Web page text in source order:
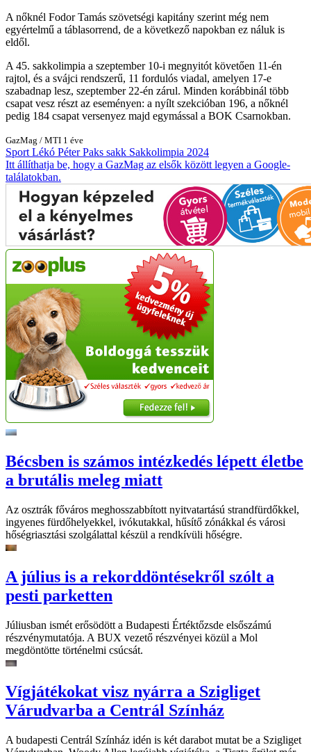
A nőknél Fodor Tamás szövetségi kapitány szerint még nem
egyértelmű a táblasorrend, de a következő napokban ez náluk is
eldől.
A 45. sakkolimpia a szeptember 10-i megnyitót követően 11-én
rajtol, és a svájci rendszerű, 11 fordulós viadal, amelyen 17-e
szabadnap lesz, szeptember 22-én zárul. Minden korábbinál több
csapat vesz részt az eseményen: a nyílt szekcióban 196, a nőknél
pedig 184 csapat versenyez majd egymással a BOK Csarnokban.
GazMag / MTI 1 éve
Sport Lékó PéterPaks sakk Sakkolimpia 2024
Itt állíthatja be, hogy a GazMag az elsők között legyen a Google-
találatokban.
Bécsben is számos intézkedés lépett életbe
a brutális meleg miatt
Az osztrák főváros meghosszabbított nyitvatartású strandfürdőkkel,
ingyenes fürdőhelyekkel, ivókutakkal, hűsítő zónákkal és városi
hőségriasztási szolgálattal készül a rendkívüli hőségre.
A július is a rekorddöntésekről szólt a
pesti parketten
Júliusban ismét erősödött a Budapesti Értéktőzsde elsőszámú
részvénymutatója. A BUX vezető részvényei közül a Mol
megdöntötte történelmi csúcsát.
Vígjátékokat visz nyárra a Szigliget
Várudvarba a Centrál Színház
A budapesti Centrál Színház idén is két darabot mutat be a Szigliget